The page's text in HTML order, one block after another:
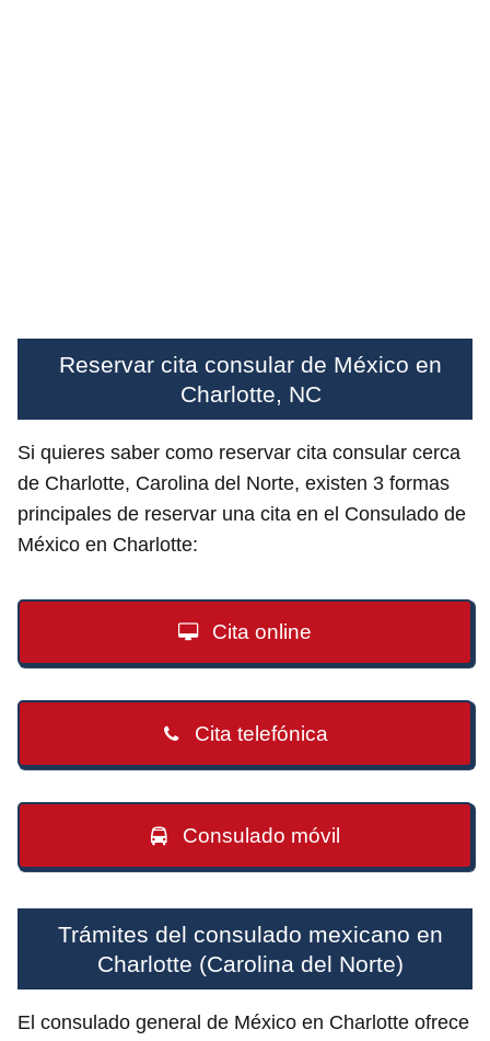
Reservar cita consular de México en
Charlotte, NC
Si quieres saber como reservar cita consular cerca
de Charlotte, Carolina del Norte, existen 3 formas
principales de reservar una cita en el Consulado de
México en Charlotte:
Cita online
Cita telefónica
Consulado móvil
Trámites del consulado mexicano en
Charlotte (Carolina del Norte)
El consulado general de México en Charlotte ofrece